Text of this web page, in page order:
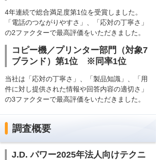
4年連続で総合満足度第1位を受賞しました。
「電話のつながりやすさ」、「応対の丁寧さ」
の2ファクターで最高評価をいただきました。
コピー機／プリンター部門（対象7
ブランド）第1位 ※同率1位
当社は「応対の丁寧さ」、「製品知識」、「用
件に対し提供された情報や回答内容の適切さ」
の3ファクターで最高評価をいただきました。
調査概要
J.D. パワー2025年法人向けテクニ